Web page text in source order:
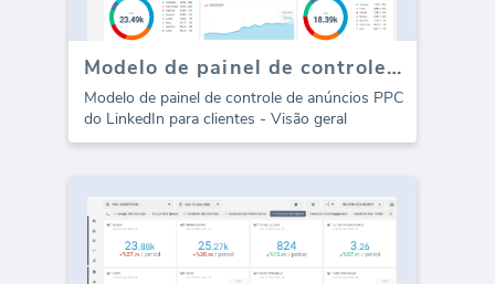
Modelo de painel de controle de PPC de anúncios do LinkedIn
Modelo de painel de controle de anúncios PPC
do LinkedIn para clientes - Visão geral